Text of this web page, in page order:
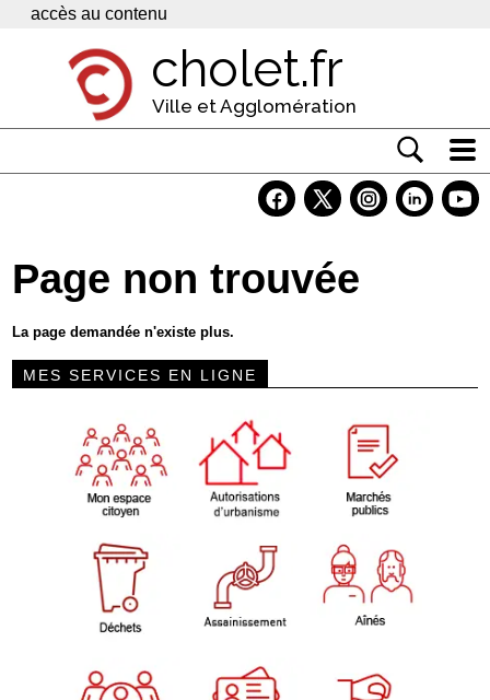
Panneau de gestion des cookies
accès au contenu
cholet.fr
Ville et Agglomération
Economie
Services
Contacts
Page non trouvée
La page demandée n'existe plus.
MES SERVICES EN LIGNE